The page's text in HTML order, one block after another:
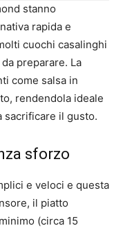
stanno
rapida e
cuochi casalinghi
preparare. La
come salsa in
rendendola ideale
sacrificare il gusto.
sforzo
e veloci e questa
il piatto
(circa 15